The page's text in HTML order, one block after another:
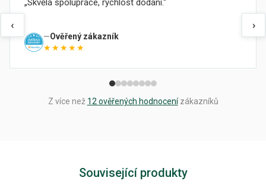
‹
Skvělá spolupráce, rychlost dodání.
Ověřený zákazník
★★★★★
›
Z více než 12 ověřených hodnocenízákazníků
Související produkty